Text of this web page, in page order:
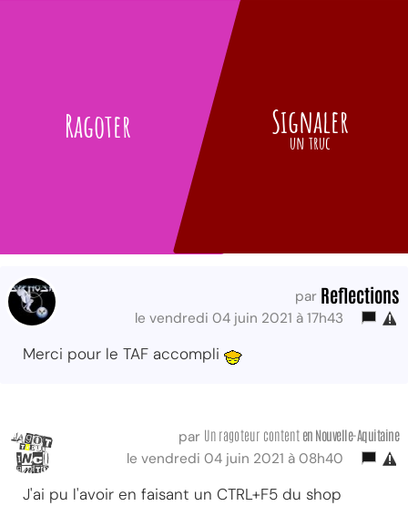
Ragoter Signaler
un truc
par Reflections
le vendredi 04 juin 2021 à 17h43
Merci pour le TAF accompli
par Un ragoteur content en Nouvelle-Aquitaine
le vendredi 04 juin 2021 à 08h40
J'ai pu l'avoir en faisant un CTRL+F5 du shop